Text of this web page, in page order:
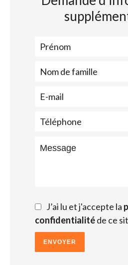
J’ai lu et j'accepte la
confidentialitéde ce
ENVOYER